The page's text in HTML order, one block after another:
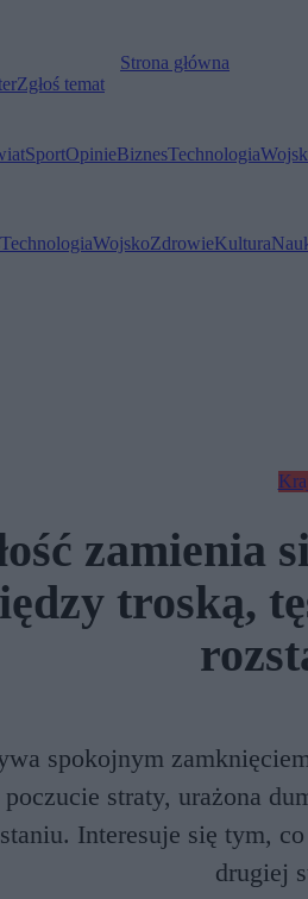
Strona główna
Zgłoś temat
SportOpinieBiznesTechnologia
TechnologiaWojskoZdrowieKultura
zamienia
troską,
spokojnym
straty, urażona
Interesuje się tym,
drugiej